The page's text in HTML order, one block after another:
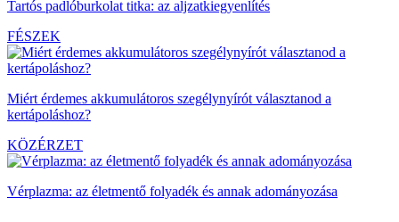
Tartós padlóburkolat titka: az aljzatkiegyenlítés
FÉSZEK
Miért érdemes akkumulátoros szegélynyírót választanod a
kertápoláshoz?
KÖZÉRZET
Vérplazma: az életmentő folyadék és annak adományozása